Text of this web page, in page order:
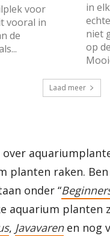
voor
vooral in
de
in
niet
op
Laad meer
planten raken.
onder “
aquarium planten
, Javavarenen nog